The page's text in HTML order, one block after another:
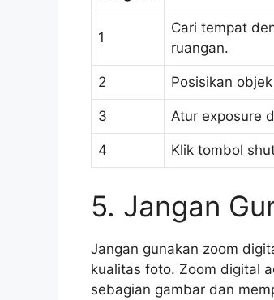
1
Cari tempat
ruangan.
2 Posisikan
3 Atur exposure
4 Klik tombol
5. Jangan
Jangan gunakan zoom
kualitas foto. Zoom digital
sebagian gambar dan